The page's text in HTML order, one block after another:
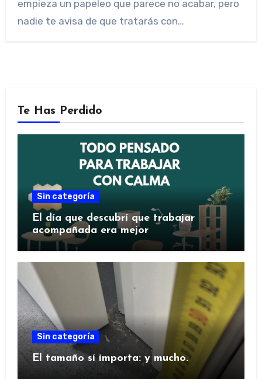
empieza un papeleo que parece no acabar, pero
nadie te avisa de que tratarás con…
Te Has Perdido
Sin categoría
El día que descubrí que trabajar
acompañada era mejor
Sin categoría
El tamaño sí importa: y mucho.